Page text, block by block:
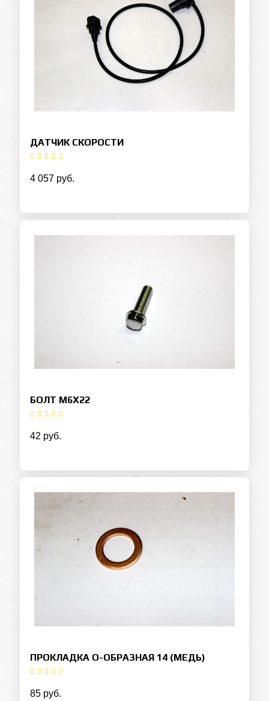
ДАТЧИК СКОРОСТИ
4 057 руб.
БОЛТ M6X22
42 руб.
ПРОКЛАДКА О-ОБРАЗНАЯ 14 (МЕДЬ)
85 руб.